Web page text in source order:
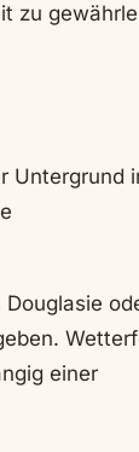
zu
Untergrund
einer